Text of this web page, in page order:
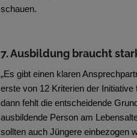
schauen.
7. Ausbildung braucht
„Es gibt einen klaren
erste von 12 Kriterien der
dann fehlt die entscheidende
ausbildende Person am
sollten auch Jüngere einbezogen